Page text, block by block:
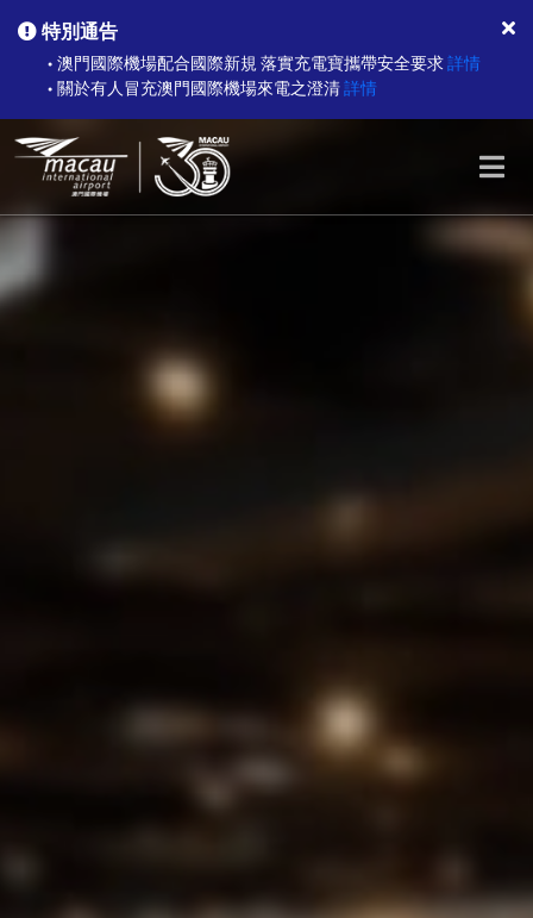
特別通告
● 澳門國際機場配合國際新規 落實充電寶攜帶安全要求詳情
● 關於有人冒充澳門國際機場來電之澄清詳情